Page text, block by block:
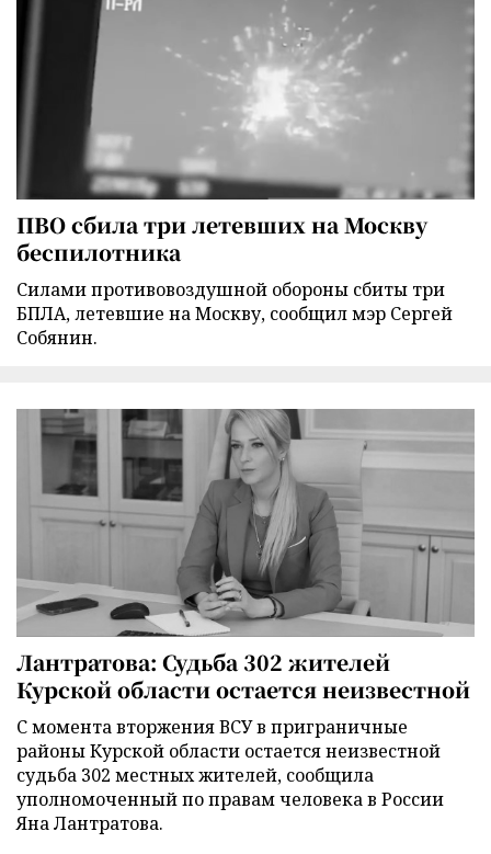
ПВО сбила три летевших на Москву
беспилотника
Силами противовоздушной обороны сбиты три
БПЛА, летевшие на Москву, сообщил мэр Сергей
Собянин.
Лантратова: Судьба 302 жителей
Курской области остается неизвестной
С момента вторжения ВСУ в приграничные
районы Курской области остается неизвестной
судьба 302 местных жителей, сообщила
уполномоченный по правам человека в России
Яна Лантратова.